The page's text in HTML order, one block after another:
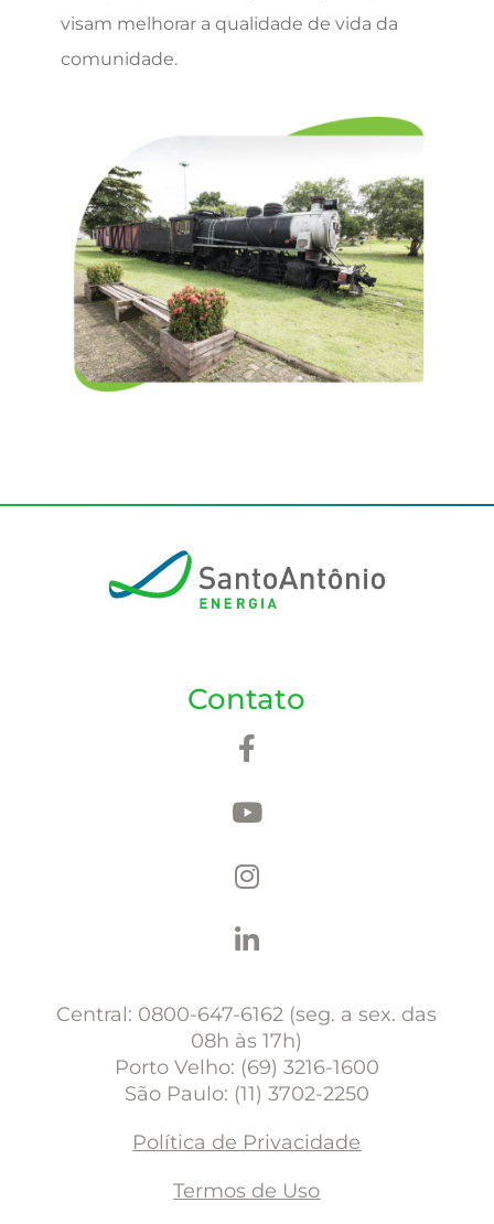
visam melhorar a qualidade de vida da
comunidade.
Contato
Central: 0800-647-6162 (seg. a sex. das
08h às 17h)
Porto Velho: (69) 3216-1600
São Paulo: (11) 3702-2250
Política de Privacidade
Termos de Uso